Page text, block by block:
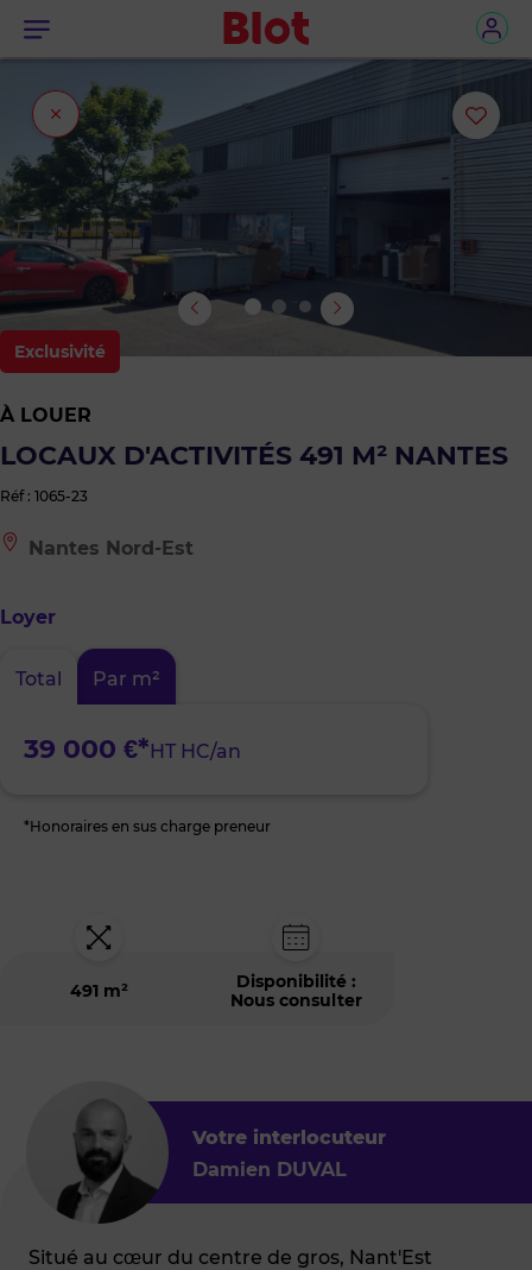
Menu
Fermer
l'onglet
Exclusivité
À LOUER
LOCAUX D'ACTIVITÉS 491 M² NANTES
Réf : 1065-23
Le
bien
à
Nantes
Nord-
Nantes Nord-Est
Loyer
Total Par m²
39 000 €*HT HC/an
*Honoraires en sus charge preneur
491 m²
Disponibilité :
Nous consulter
Votre interlocuteur
Damien DUVAL
Situé au cœur du centre de gros, Nant'Est